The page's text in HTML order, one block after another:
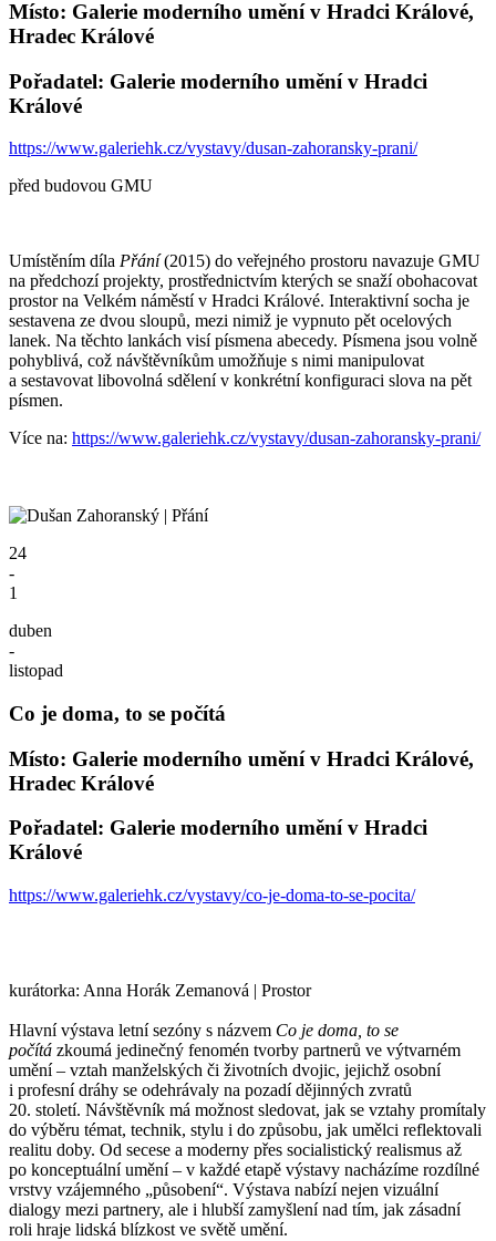
Místo: Galerie moderního umění v Hradci Králové,
Hradec Králové
Pořadatel: Galerie moderního umění v Hradci
Králové
https://www.galeriehk.cz/vystavy/dusan-zahoransky-prani/
před budovou GMU
Umístěním díla Přání(2015) do veřejného prostoru navazuje GMU
na předchozí projekty, prostřednictvím kterých se snaží obohacovat
prostor na Velkém náměstí v Hradci Králové. Interaktivní socha je
sestavena ze dvou sloupů, mezi nimiž je vypnuto pět ocelových
lanek. Na těchto lankách visí písmena abecedy. Písmena jsou volně
pohyblivá, což návštěvníkům umožňuje s nimi manipulovat
a sestavovat libovolná sdělení v konkrétní konfiguraci slova na pět
písmen.
Více na: https://www.galeriehk.cz/vystavy/dusan-zahoransky-prani/
24
-
1
duben
-
listopad
Co je doma, to se počítá
Místo: Galerie moderního umění v Hradci Králové,
Hradec Králové
Pořadatel: Galerie moderního umění v Hradci
Králové
https://www.galeriehk.cz/vystavy/co-je-doma-to-se-pocita/
kurátorka: Anna Horák Zemanová | Prostor
Hlavní výstava letní sezóny s názvem Co je doma, to se
počítá zkoumá jedinečný fenomén tvorby partnerů ve výtvarném
umění – vztah manželských či životních dvojic, jejichž osobní
i profesní dráhy se odehrávaly na pozadí dějinných zvratů
20. století. Návštěvník má možnost sledovat, jak se vztahy promítaly
do výběru témat, technik, stylu i do způsobu, jak umělci reflektovali
realitu doby. Od secese a moderny přes socialistický realismus až
po konceptuální umění – v každé etapě výstavy nacházíme rozdílné
vrstvy vzájemného „působení“. Výstava nabízí nejen vizuální
dialogy mezi partnery, ale i hlubší zamyšlení nad tím, jak zásadní
roli hraje lidská blízkost ve světě umění.